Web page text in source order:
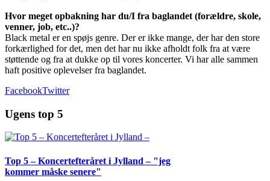
Hvor meget opbakning har du/I fra baglandet (forældre, skole,
venner, job, etc..)?
Black metal er en spøjs genre. Der er ikke mange, der har den store
forkærlighed for det, men det har nu ikke afholdt folk fra at være
støttende og fra at dukke op til vores koncerter. Vi har alle sammen
haft positive oplevelser fra baglandet.
FacebookTwitter
Ugens top 5
Top 5 – Koncertefteråret i Jylland – "jeg
kommer måske senere"